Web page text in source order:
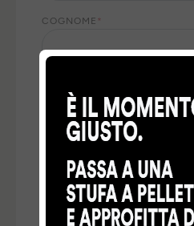
COGNOME *
NAZIONE *